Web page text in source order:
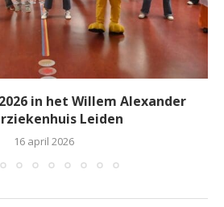
in het Willem Alexander
Leiden
16 april 2026